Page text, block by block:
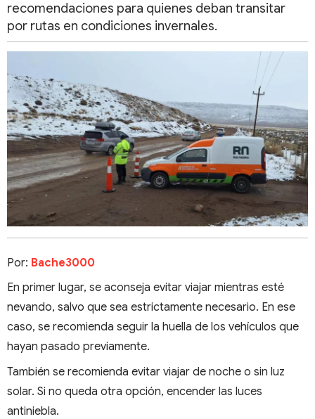
recomendaciones para quienes deban transitar
por rutas en condiciones invernales.
Por: Bache3000
En primer lugar, se aconseja evitar viajar mientras esté
nevando, salvo que sea estrictamente necesario. En ese
caso, se recomienda seguir la huella de los vehículos que
hayan pasado previamente.
También se recomienda evitar viajar de noche o sin luz
solar. Si no queda otra opción, encender las luces
antiniebla.